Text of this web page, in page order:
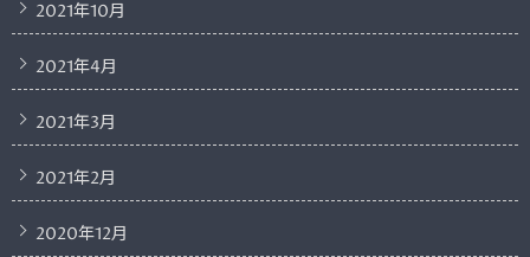
2021年10月
2021年4月
2021年3月
2021年2月
2020年12月